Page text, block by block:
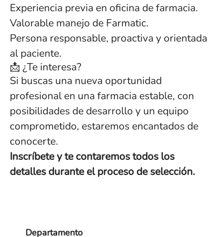
Experiencia previa en oficina de farmacia.
Valorable manejo de Farmatic.
Persona responsable, proactiva y orientada
al paciente.
📩 ¿Te interesa?
Si buscas una nueva oportunidad
profesional en una farmacia estable, con
posibilidades de desarrollo y un equipo
comprometido, estaremos encantados de
conocerte.
Inscríbete y te contaremos todos los
detalles durante el proceso de selección.
Departamento